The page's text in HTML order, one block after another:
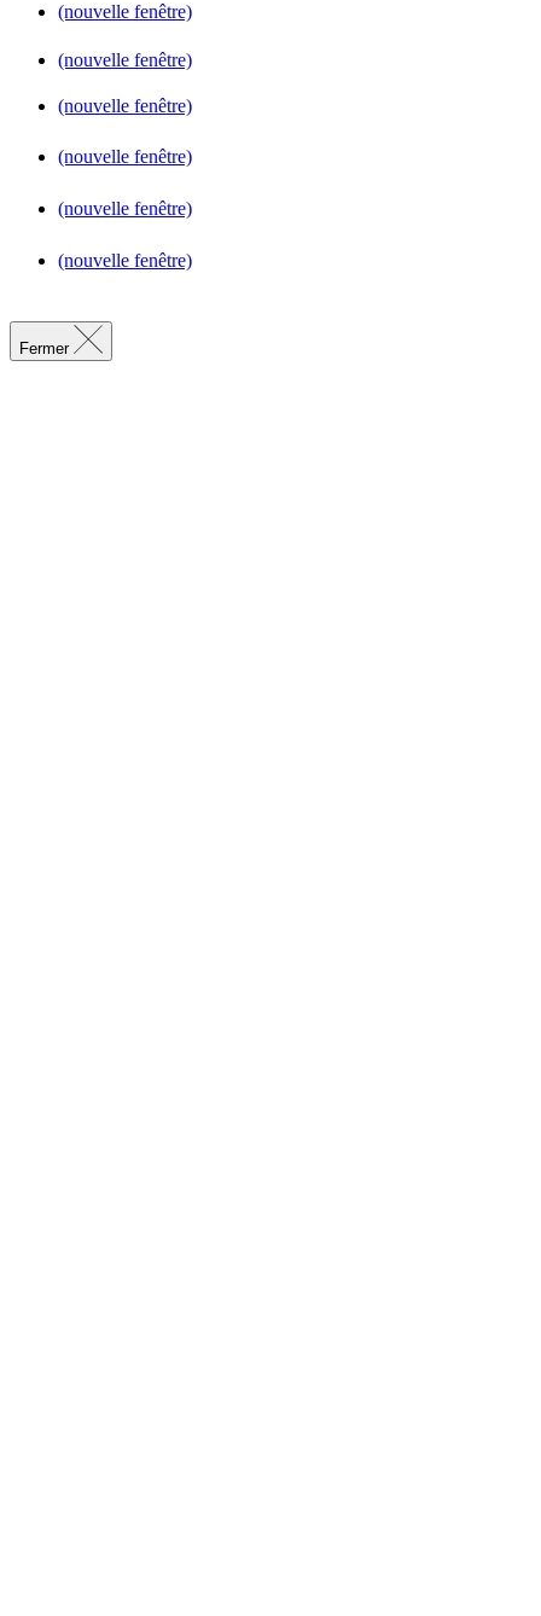
(nouvelle fenêtre)
(nouvelle fenêtre)
(nouvelle fenêtre)
(nouvelle fenêtre)
(nouvelle fenêtre)
(nouvelle fenêtre)
Fermer